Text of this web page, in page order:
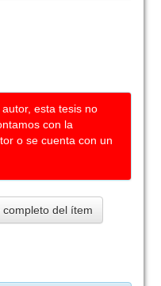
esta tesis no
con la
o se cuenta con un
del ítem